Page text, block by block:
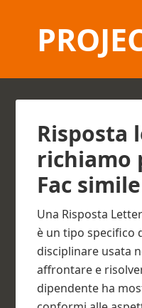
Risposta
richiamo
Fac
Una Risposta
è un tipo specifico
disciplinare usata
affrontare e
dipendente ha